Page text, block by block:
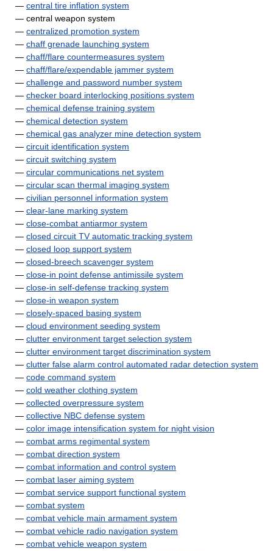
— central tire inflation system
— central weapon system
— centralized promotion system
— chaff grenade launching system
— chaff/flare countermeasures system
— chaff/flare/expendable jammer system
— challenge and password number system
— checker board interlocking positions system
— chemical defense training system
— chemical detection system
— chemical gas analyzer mine detection system
— circuit identification system
— circuit switching system
— circular communications net system
— circular scan thermal imaging system
— civilian personnel information system
— clear-lane marking system
— close-combat antiarmor system
— closed circuit TV automatic tracking system
— closed loop support system
— closed-breech scavenger system
— close-in point defense antimissile system
— close-in self-defense tracking system
— close-in weapon system
— closely-spaced basing system
— cloud environment seeding system
— clutter environment target selection system
— clutter environment target discrimination system
— clutter false alarm control automated radar detection system
— code command system
— cold weather clothing system
— collected overpressure system
— collective NBC defense system
— color image intensification system for night vision
— combat arms regimental system
— combat direction system
— combat information and control system
— combat laser aiming system
— combat service support functional system
— combat system
— combat vehicle main armament system
— combat vehicle radio navigation system
— combat vehicle weapon system